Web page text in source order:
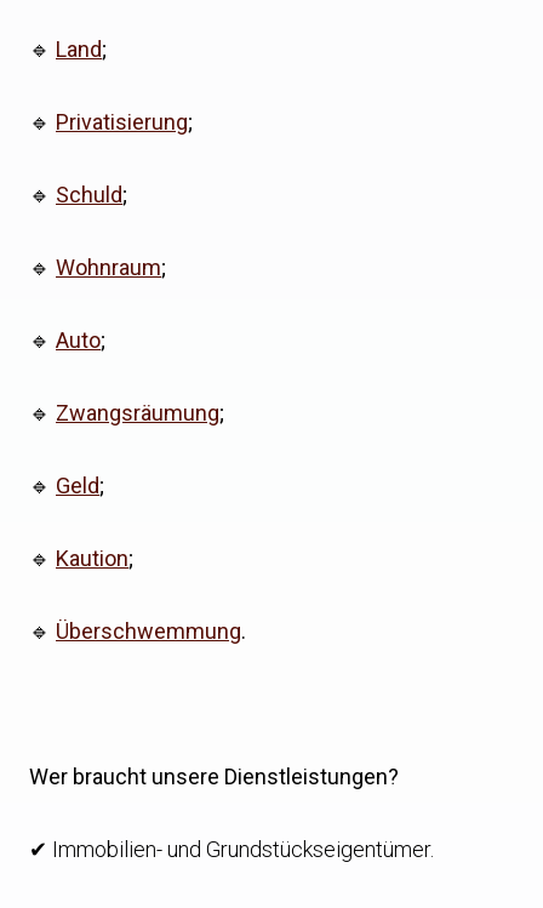
🔹 Land;
🔹 Privatisierung;
🔹 Schuld;
🔹 Wohnraum;
🔹 Auto;
🔹 Zwangsräumung;
🔹 Geld;
🔹 Kaution;
🔹 Überschwemmung.
Wer braucht unsere Dienstleistungen?
✔ Immobilien- und Grundstückseigentümer.